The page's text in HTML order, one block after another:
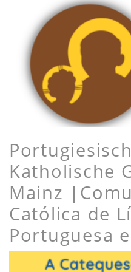
Katholische
Mainz
Católica de
Portuguesa